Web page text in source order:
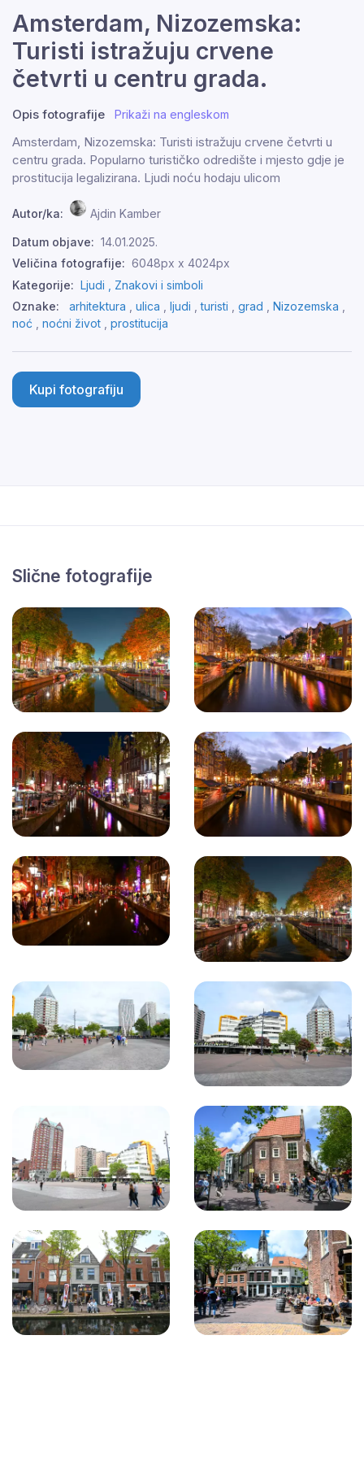
Amsterdam, Nizozemska:
Turisti istražuju crvene
četvrti u centru grada.
Opis fotografije Prikaži na engleskom
Amsterdam, Nizozemska: Turisti istražuju crvene četvrti u
centru grada. Popularno turističko odredište i mjesto gdje je
prostitucija legalizirana. Ljudi noću hodaju ulicom
Autor/ka: Ajdin Kamber
Datum objave: 14.01.2025.
Veličina fotografije: 6048px x 4024px
Kategorije: Ljudi , Znakovi i simboli
Oznake:
arhitektura ulica ljudi ,turisti grad Nizozemska
noć
noćni život prostitucija
Kupi fotografiju
Slične fotografije